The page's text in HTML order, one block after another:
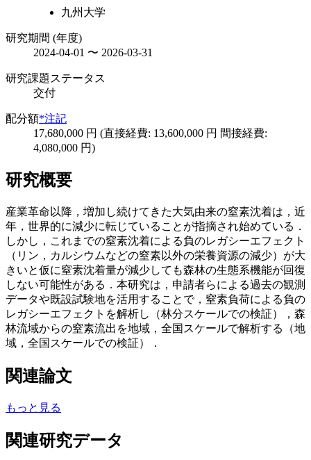
九州大学
研究期間 (年度)
2024-04-01 〜 2026-03-31
研究課題ステータス
交付
配分額*注記
17,680,000 円 (直接経費: 13,600,000 円 間接経費:
4,080,000 円)
研究概要
産業革命以降，増加し続けてきた大気由来の窒素沈着は，近
年，世界的に減少に転じていることが指摘され始めている．
しかし，これまでの窒素沈着による負のレガシーエフェクト
（リン，カルシウムなどの窒素以外の栄養資源の減少）が大
きいと仮に窒素沈着量が減少しても森林の生態系機能が回復
しない可能性がある．本研究は，申請者らによる過去の観測
データや既設試験地を活用することで，窒素負荷による負の
レガシーエフェクトを解析し（林分スケールでの検証），森
林流域からの窒素流出を地域，全国スケールで解析する（地
域，全国スケールでの検証）．
関連論文
もっと見る
関連研究データ